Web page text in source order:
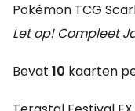
Pokémon TCG
Let op! Compleet
Bevat 10 kaarten